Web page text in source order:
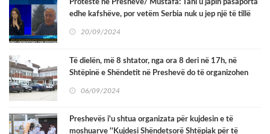
Protestë në Preshevë/ Mustafa: Tani u japin pasaporta
edhe kafshëve, por vetëm Serbia nuk u jep një të tillë
20/09/2024
Të dielën, më 8 shtator, nga ora 8 deri në 17h, në
Shtëpinë e Shëndetit në Preshevë do të organizohen
06/09/2024
Preshevës i'u shtua organizata për kujdesin e të
moshuarve ''Kujdesi Shëndetsorë Shtëpiak për të